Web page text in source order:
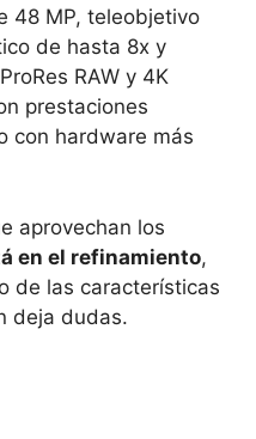
48 MP, teleobjetivo
de hasta 8x y
RAW y 4K
prestaciones
con hardware más
aprovechan los
en el refinamiento,
de las características
deja dudas.